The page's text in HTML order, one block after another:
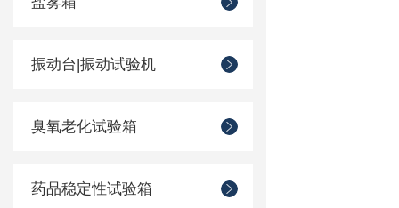
振动台|振动试验机
臭氧老化试验箱
药品稳定性试验箱